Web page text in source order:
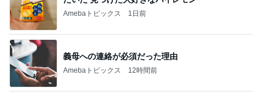
Amebaトピックス 1日前
義母への連絡が必須だった理由
Amebaトピックス 12時間前